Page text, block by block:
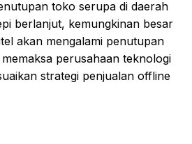
toko serupa di daerah
berlanjut, kemungkinan besar
akan mengalami penutupan
perusahaan teknologi
strategi penjualan offline